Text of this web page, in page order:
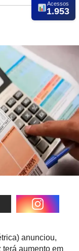
Acessos
1.953
anunciou,
terá aumento em